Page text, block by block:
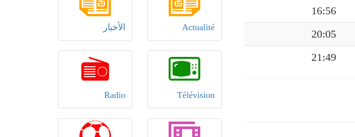
16:56
20:05
21:49
Actualité الأخبار
Télévision
Radio